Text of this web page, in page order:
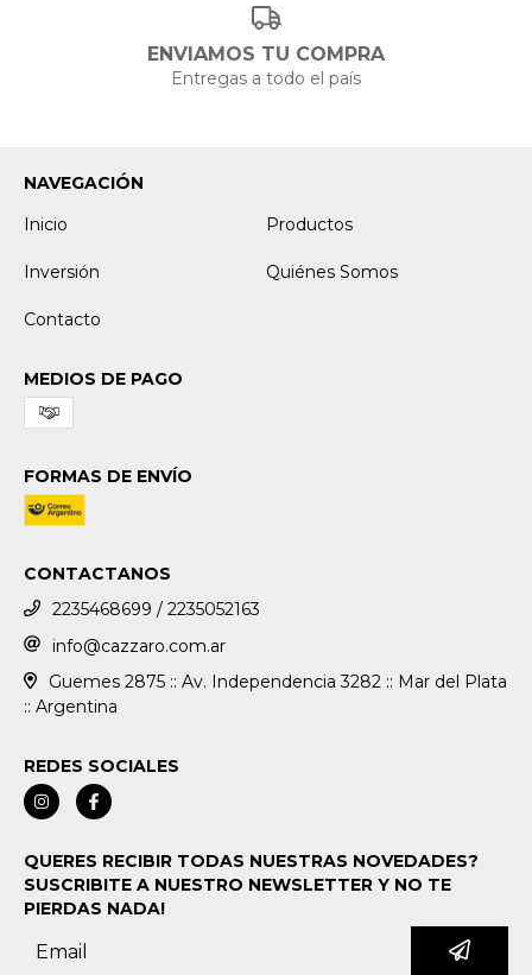
ENVIAMOS TU COMPRA
Entregas a todo el país
NAVEGACIÓN
Inicio
Productos
Inversión Quiénes Somos
Contacto
MEDIOS DE PAGO
FORMAS DE ENVÍO
CONTACTANOS
2235468699 / 2235052163
info@cazzaro.com.ar
Guemes 2875 :: Av. Independencia 3282 :: Mar del Plata
:: Argentina
REDES SOCIALES
QUERES RECIBIR TODAS NUESTRAS NOVEDADES?
SUSCRIBITE A NUESTRO NEWSLETTER Y NO TE
PIERDAS NADA!